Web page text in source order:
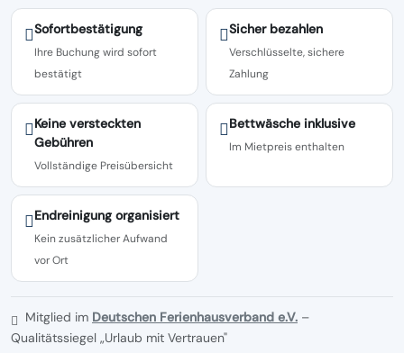
Sofortbestätigung
Ihre Buchung wird sofort
bestätigt
Sicher bezahlen
Verschlüsselte, sichere
Zahlung
Keine versteckten
Gebühren
Vollständige Preisübersicht
Bettwäsche inklusive
Im Mietpreis enthalten
Endreinigung organisiert
Kein zusätzlicher Aufwand
vor Ort
Mitglied im Deutschen Ferienhausverband e.V. –
Qualitätssiegel „Urlaub mit Vertrauen"